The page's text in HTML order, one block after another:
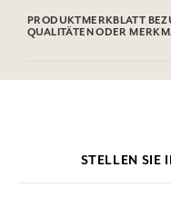
(Fragrance), Glycerin,
Etidronic Acid, Benzyl
PRODUKTMERKBLATT
QUALITÄTEN ODER
Bitte konsultieren Sie die
STELLEN SIE